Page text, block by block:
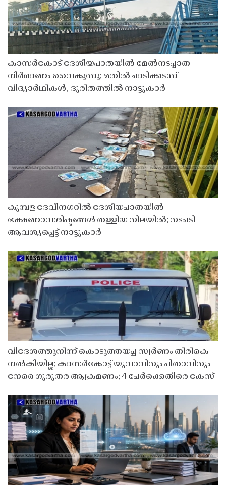
കാസർകോട് ദേശീയപാതയിൽ മേൽനടപ്പാത
നിർമാണം വൈകുന്നു; മതിൽ ചാടിക്കടന്ന്
വിദ്യാർഥികൾ, ദുരിതത്തിൽ നാട്ടുകാർ
കുമ്പള ദേവീനഗറിൽ ദേശീയപാതയിൽ
ഭക്ഷണാവശിഷ്ടങ്ങൾ തള്ളിയ നിലയിൽ; നടപടി
ആവശ്യപ്പെട്ട് നാട്ടുകാർ
വിദേശത്തുനിന്ന് കൊടുത്തയച്ച സ്വർണം തിരികെ
നൽകിയില്ല; കാസർകോട്ട് യുവാവിനും പിതാവിനും
നേരെ ഗുരുതര ആക്രമണം; 4 പേർക്കെതിരെ കേസ്